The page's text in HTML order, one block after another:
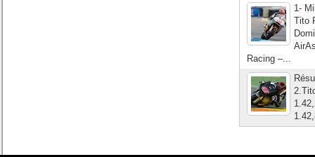
1-
Tito
Racing –...